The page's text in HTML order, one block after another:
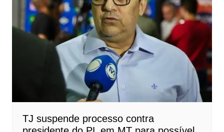
TJ suspende processo contra